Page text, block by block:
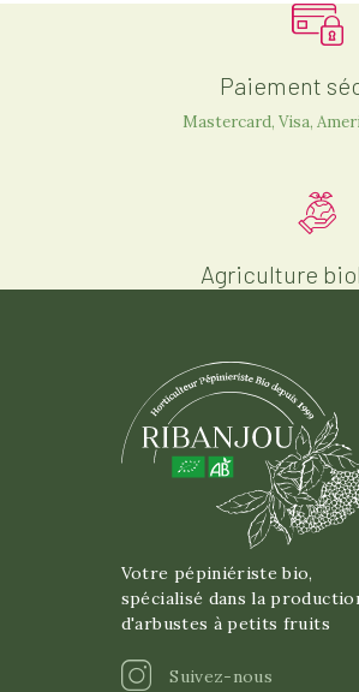
Paiement
Mastercard, Visa,
Agriculture
Votre pépiniériste bio,
spécialisé dans la
d'arbustes à petits fruits
Suivez-nous
Instagram